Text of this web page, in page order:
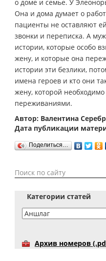
о доме и семье. У
Она и дома думает о
пациенты не оставляют
звонки и переписка. А
истории, которые особо
жену, и которые она
истории эти безлики,
имена героев и кто они
жену, которой
переживаниями.
Автор: Валентина
Дата публикации
Поделиться…
Категории статей
Архив номеров